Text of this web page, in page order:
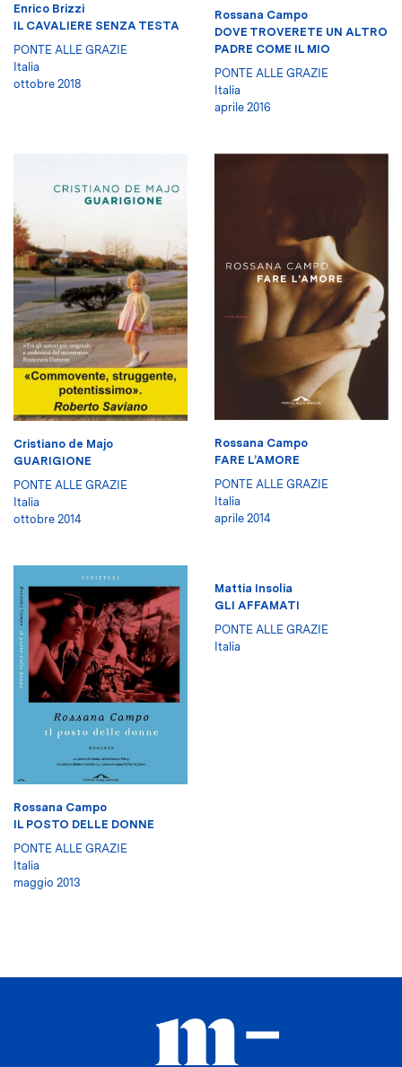
Enrico Brizzi
IL CAVALIERE SENZA TESTA
PONTE ALLE GRAZIE
Italia
ottobre 2018
Rossana Campo
DOVE TROVERETE UN ALTRO
PADRE COME IL MIO
PONTE ALLE GRAZIE
Italia
aprile 2016
Cristiano de Majo
GUARIGIONE
PONTE ALLE GRAZIE
Italia
ottobre 2014
Rossana Campo
FARE L’AMORE
PONTE ALLE GRAZIE
Italia
aprile 2014
Rossana Campo
IL POSTO DELLE DONNE
PONTE ALLE GRAZIE
Italia
maggio 2013
Mattia Insolia
GLI AFFAMATI
PONTE ALLE GRAZIE
Italia